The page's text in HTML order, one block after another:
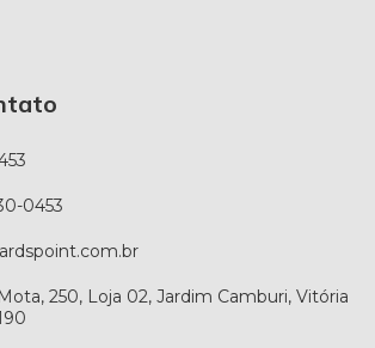
0453
250, Loja 02, Jardim Camburi, Vitória